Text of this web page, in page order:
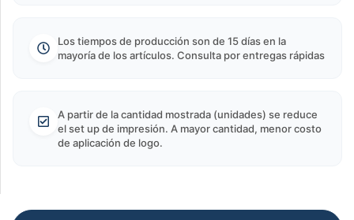
Los tiempos de producción son de 15 días en la
mayoría de los artículos. Consulta por entregas rápidas
A partir de la cantidad mostrada (unidades) se reduce
el set up de impresión. A mayor cantidad, menor costo
de aplicación de logo.